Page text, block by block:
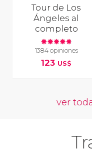
Tour de Los
Ángeles al
completo
1384 opiniones
123 US$
ver